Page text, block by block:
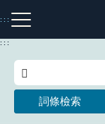
到
主
:::
注音索引圖示
:::
詞條檢索